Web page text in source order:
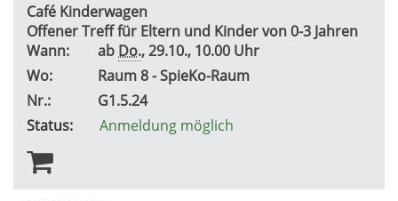
Café Kinderwagen
Offener Treff für Eltern und Kinder von 0-3 Jahren
Wann:
ab Do., 29.10., 10.00 Uhr
Wo:
Raum 8 - SpieKo-Raum
Nr.:
G1.5.24
Status:
Anmeldung möglich